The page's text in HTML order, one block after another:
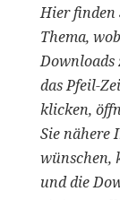
Hier finden
Thema,
Downloads
das Pfeil-
klicken,
Sie nähere
wünschen,
und die